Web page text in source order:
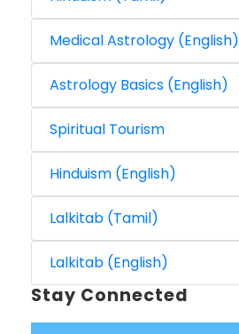
Medical Astrology (English)
Astrology Basics (English)
Spiritual Tourism
Hinduism (English)
Lalkitab (Tamil)
Lalkitab (English)
Stay Connected